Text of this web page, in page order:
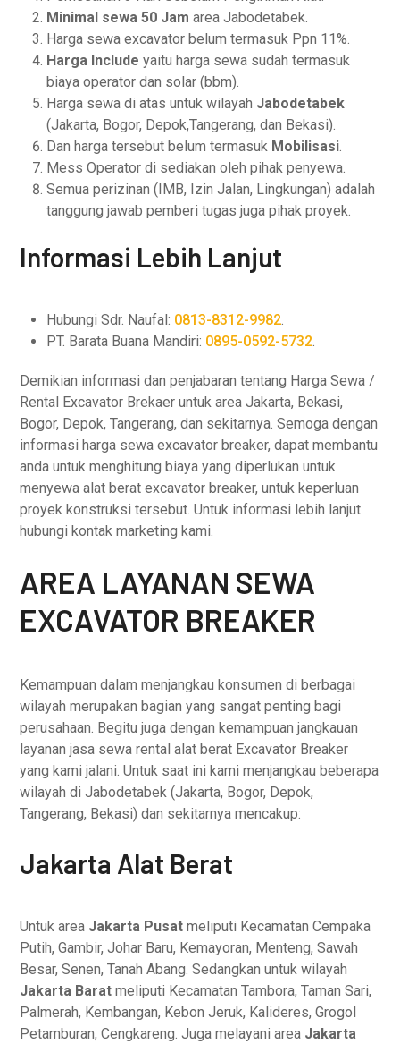
Minimal sewa 50 Jam area Jabodetabek.
Harga sewa excavator belum termasuk Ppn 11%.
Harga Include yaitu harga sewa sudah termasuk
biaya operator dan solar (bbm).
Harga sewa di atas untuk wilayah Jabodetabek
(Jakarta, Bogor, Depok,Tangerang, dan Bekasi).
Dan harga tersebut belum termasuk Mobilisasi.
Mess Operator di sediakan oleh pihak penyewa.
Semua perizinan (IMB, Izin Jalan, Lingkungan) adalah
tanggung jawab pemberi tugas juga pihak proyek.
Informasi Lebih Lanjut
Hubungi Sdr. Naufal: 0813-8312-9982.
PT. Barata Buana Mandiri: 0895-0592-5732.
Demikian informasi dan penjabaran tentang Harga Sewa /
Rental Excavator Brekaer untuk area Jakarta, Bekasi,
Bogor, Depok, Tangerang, dan sekitarnya. Semoga dengan
informasi harga sewa excavator breaker, dapat membantu
anda untuk menghitung biaya yang diperlukan untuk
menyewa alat berat excavator breaker, untuk keperluan
proyek konstruksi tersebut. Untuk informasi lebih lanjut
hubungi kontak marketing kami.
AREA LAYANAN SEWA
EXCAVATOR BREAKER
Kemampuan dalam menjangkau konsumen di berbagai
wilayah merupakan bagian yang sangat penting bagi
perusahaan. Begitu juga dengan kemampuan jangkauan
layanan jasa sewa rental alat berat Excavator Breaker
yang kami jalani. Untuk saat ini kami menjangkau beberapa
wilayah di Jabodetabek (Jakarta, Bogor, Depok,
Tangerang, Bekasi) dan sekitarnya mencakup:
Jakarta Alat Berat
Untuk area Jakarta Pusat meliputi Kecamatan Cempaka
Putih, Gambir, Johar Baru, Kemayoran, Menteng, Sawah
Besar, Senen, Tanah Abang. Sedangkan untuk wilayah
Jakarta Barat meliputi Kecamatan Tambora, Taman Sari,
Palmerah, Kembangan, Kebon Jeruk, Kalideres, Grogol
Petamburan, Cengkareng. Juga melayani area Jakarta